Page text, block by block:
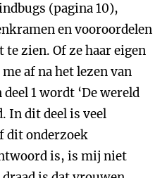
(pagina 10),
en vooroordelen
zien. Of ze haar eigen
af na het lezen van
deel 1 wordt ‘De wereld
In dit deel is veel
dit onderzoek
is, is mij niet